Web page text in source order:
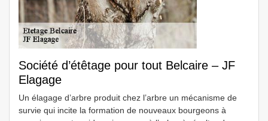
Société d’étêtage pour tout Belcaire – JF
Elagage
Un élagage d’arbre produit chez l’arbre un mécanisme de
survie qui incite la formation de nouveaux bourgeons à